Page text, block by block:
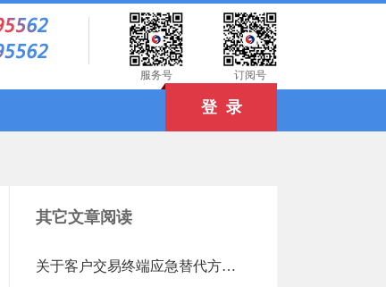
服务号 订阅号
登 录
其它文章阅读
关于客户交易终端应急替代方式的告知书（2019-06-18 13:27:45.0)